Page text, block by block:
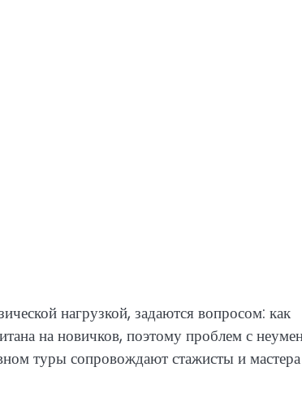
нагрузкой, задаются вопросом: как
на новичков, поэтому проблем с
туры сопровождают стажисты и мастера